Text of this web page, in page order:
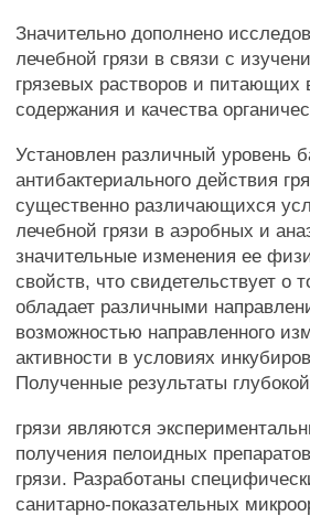
Значительно дополнено
лечебной грязи в связи с
грязевых растворов и
содержания и качества
Установлен различный уровень
антибактериального действия
существенно различающихся
лечебной грязи в аэробных и
значительные изменения ее
свойств, что свидетельствует о
обладает различными
возможностью направленного
активности в условиях
Полученные результаты
грязи являются
получения пелоидных
грязи. Разработаны
санитарно-показательных